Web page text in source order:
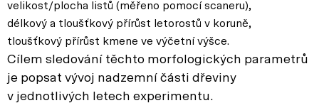
velikost/plocha listů (měřeno pomocí scaneru),
délkový a tloušťkový přírůst letorostů v koruně,
tloušťkový přírůst kmene ve výčetní výšce.
Cílem sledování těchto morfologických parametrů
je popsat vývoj nadzemní části dřeviny
v jednotlivých letech experimentu.